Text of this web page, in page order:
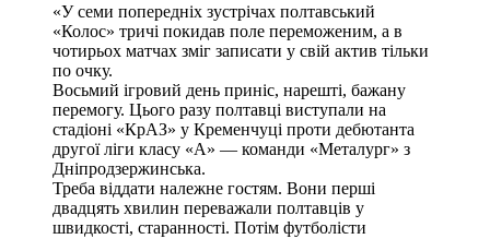
«У семи попередніх зустрічах полтавський
«Колос» тричі покидав поле переможеним, а в
чотирьох матчах зміг записати у свій актив тільки
по очку.
Восьмий ігровий день приніс, нарешті, бажану
перемогу. Цього разу полтавці виступали на
стадіоні «КрАЗ» у Кременчуці проти дебютанта
другої ліги класу «А» — команди «Металург» з
Дніпродзержинська.
Треба віддати належне гостям. Вони перші
двадцять хвилин переважали полтавців у
швидкості, старанності. Потім футболісти